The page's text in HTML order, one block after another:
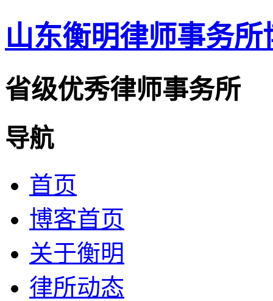
山东衡明律师事务所
省级优秀律师事务所
导航
首页
博客首页
关于衡明
律所动态